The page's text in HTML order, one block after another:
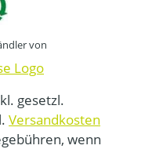
von
gesetzl.
Versandkosten
wenn